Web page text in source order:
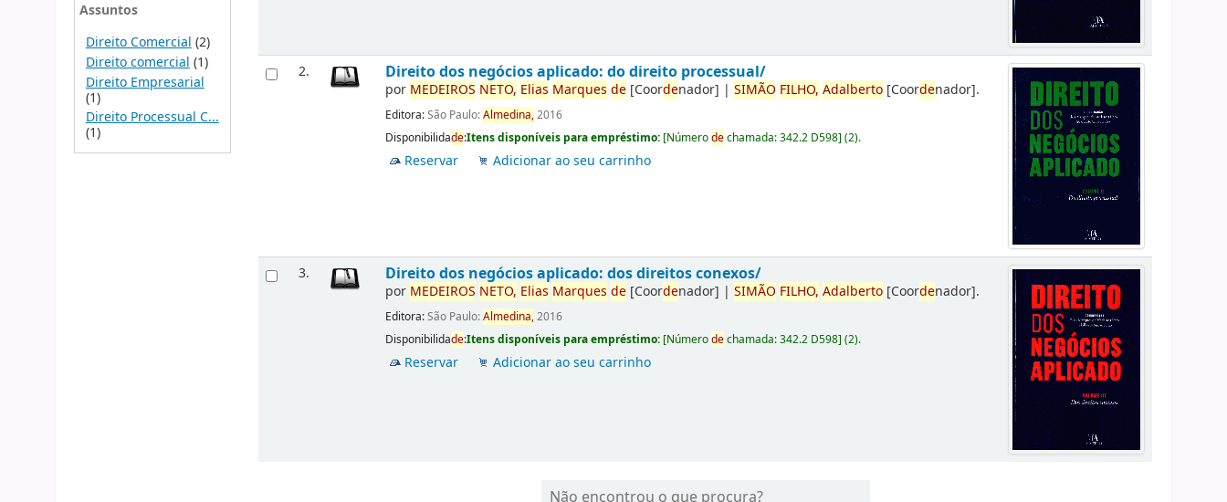
Assuntos
Direito Comercial (2)
Direito comercial (1)
Direito Empresarial
(1)
Direito Processual C...
(1)
2. Direito dos negócios aplicado: do direito processual/
por MEDEIROS NETO, Elias Marques de [Coordenador] |SIMÃO FILHO, Adalberto [Coordenador].
Editora:São Paulo:Almedina,2016
Disponibilidade:Itens disponíveis para empréstimo: [Númerodechamada:342.2 D598](2).
Reservar Adicionar ao seu carrinho
3. Direito dos negócios aplicado: dos direitos conexos/
por MEDEIROS NETO, Elias Marques de [Coordenador] |SIMÃO FILHO, Adalberto [Coordenador].
Editora:São Paulo:Almedina,2016
Disponibilidade:Itens disponíveis para empréstimo: [Númerodechamada:342.2 D598](2).
Reservar Adicionar ao seu carrinho